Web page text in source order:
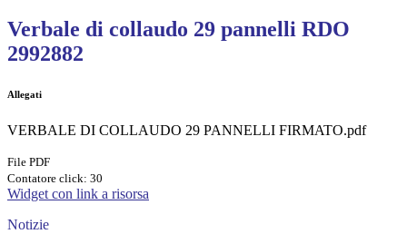
Verbale di collaudo 29 pannelli RDO
2992882
Allegati
VERBALE DI COLLAUDO 29 PANNELLI FIRMATO.pdf
File PDF
Contatore click: 30
Widget con link a risorsa
Notizie